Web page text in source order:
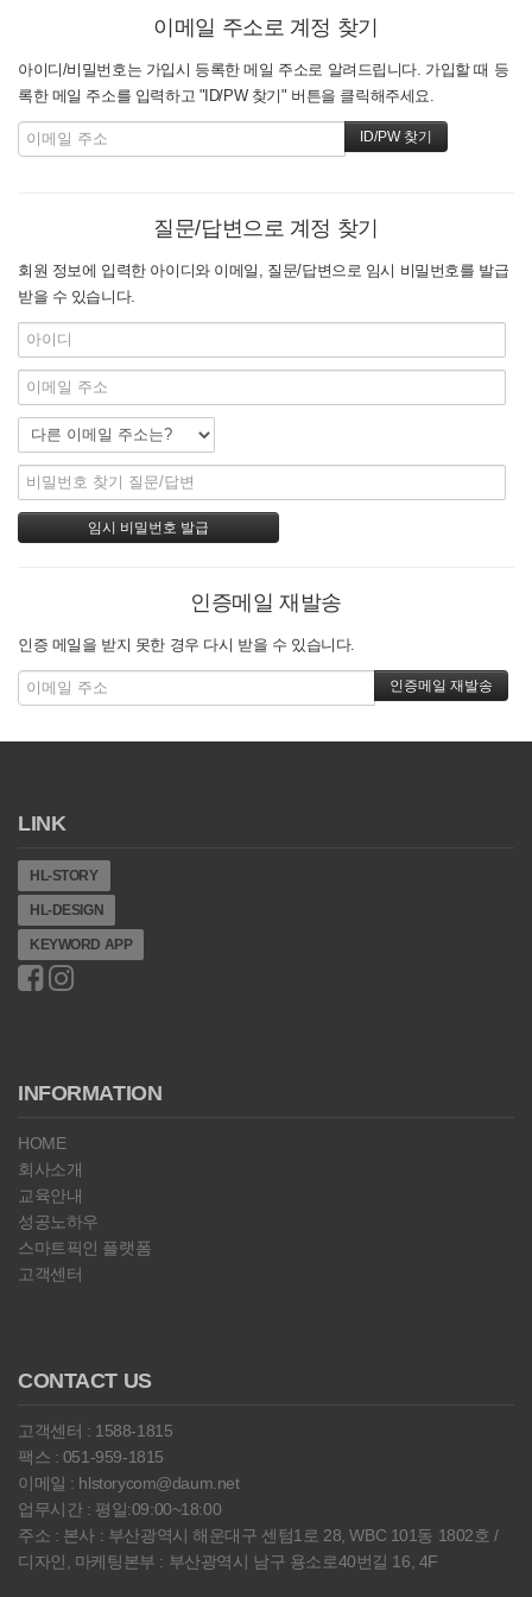
이메일 주소로 계정 찾기
아이디/비밀번호는 가입시 등록한 메일 주소로 알려드립니다. 가입할 때 등
록한 메일 주소를 입력하고 "ID/PW 찾기" 버튼을 클릭해주세요.
질문/답변으로 계정 찾기
회원 정보에 입력한 아이디와 이메일, 질문/답변으로 임시 비밀번호를 발급
받을 수 있습니다.
인증메일 재발송
인증 메일을 받지 못한 경우 다시 받을 수 있습니다.
LINK
HL-STORY
HL-DESIGN
KEYWORD APP
INFORMATION
HOME
회사소개
교육안내
성공노하우
스마트픽인 플랫폼
고객센터
CONTACT US
고객센터 : 1588-1815
팩스 : 051-959-1815
이메일 : hlstorycom@daum.net
업무시간 : 평일:09:00~18:00
주소 : 본사 : 부산광역시 해운대구 센텀1로 28, WBC 101동 1802호 /
디자인, 마케팅본부 : 부산광역시 남구 용소로40번길 16, 4F